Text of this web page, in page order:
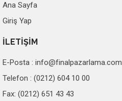
Ana Sayfa
Giriş Yap
İLETİŞİM
E-Posta : info@finalpazarlama.com
Telefon : (0212) 604 10 00
Fax: (0212) 651 43 43